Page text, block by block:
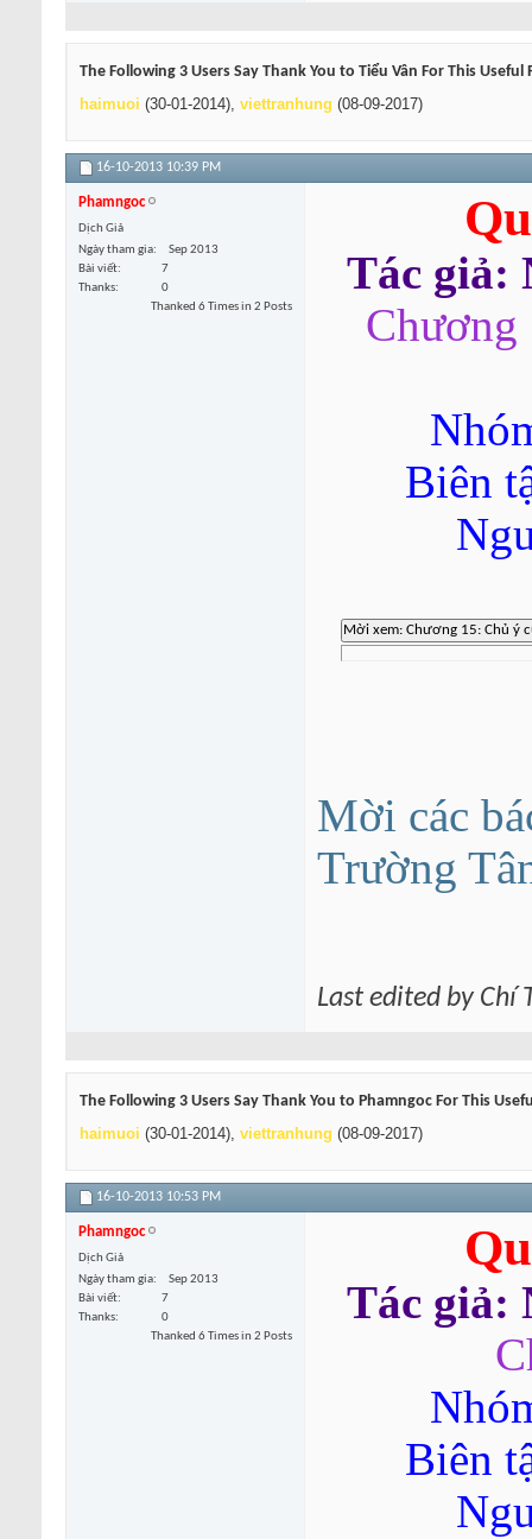
The Following 3 Users Say Thank You to Tiểu Vân For This Useful
haimuoi (30-01-2014), viettranhung (08-09-2017)
16-10-2013 10:39 PM
Phamngoc
Dịch Giả
Ngày tham gia
Sep 2013
Bài viết
7
Thanks
0
Thanked 6 Times in 2 Posts
Tác giả:
Chương
Biên
Mời các
Trường
Last edited by Chí
The Following 3 Users Say Thank You to Phamngoc For This
haimuoi (30-01-2014), viettranhung (08-09-2017)
16-10-2013 10:53 PM
Phamngoc
Dịch Giả
Ngày tham gia
Sep 2013
Bài viết
7
Thanks
0
Thanked 6 Times in 2 Posts
Tác giả:
Biên